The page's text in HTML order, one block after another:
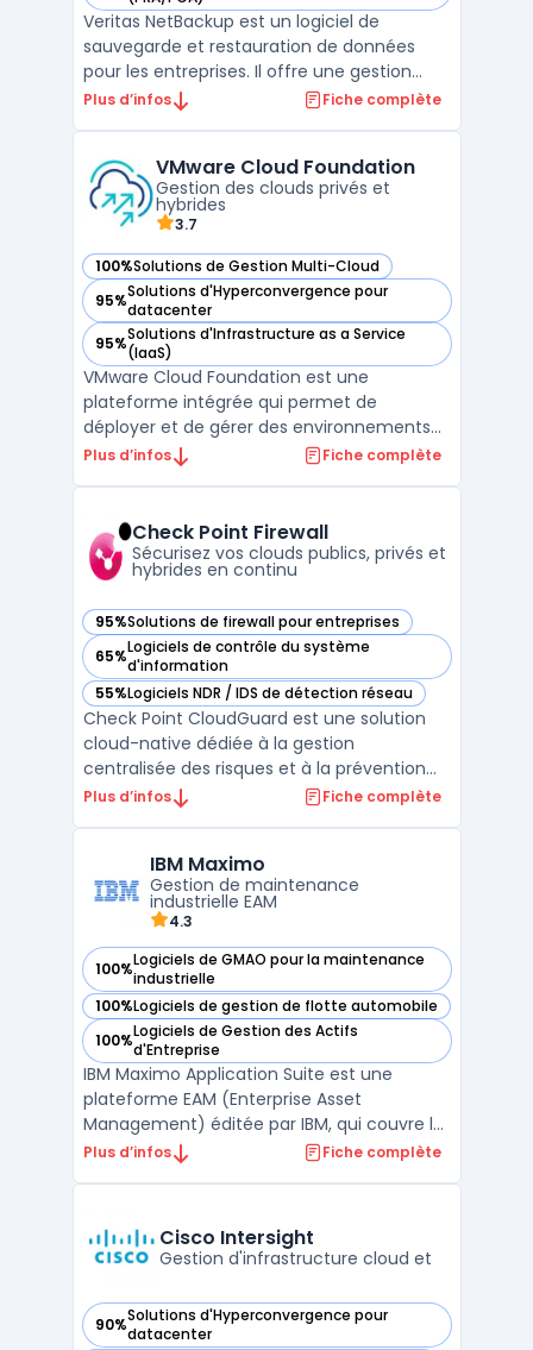
Veritas NetBackup est un logiciel de
sauvegarde et restauration de données
pour les entreprises. Il offre une gestion
centralisée pour tous les types
duplication de données, les sauvegardes
peuvent être effectuées sur ...
Plus d’infos Fiche complète
VMware Cloud Foundation
Gestion des clouds privés et
hybrides
3.7
100%Solutions de Gestion Multi-Cloud
— voir VMware Cloud Foundation dans cette catégorie
95%Solutions d'Hyperconvergence pour
datacenter
— voir VMware Cloud Foundation dans cette catégorie
95%Solutions d'Infrastructure as a Service
(IaaS)
— voir VMware Cloud Foundation dans cette catégorie
VMware Cloud Foundation est une
plateforme intégrée qui permet de
déployer et de gérer des environnements
de cloud privé et hybride. Elle offre une
VMware Cloud Foundation intègre des outils
de gestion, de surveilla ...
Plus d’infos Fiche complète
Check Point Firewall
Sécurisez vos clouds publics, privés et
hybrides en continu
95%Solutions de firewall pour entreprises
— voir Check Point Firewall dans cette catégorie
65%Logiciels de contrôle du système
d'information
— voir Check Point Firewall dans cette catégorie
55%Logiciels NDR / IDS de détection réseau
— voir Check Point Firewall dans cette catégorie
Check Point CloudGuard est une solution
cloud-native dédiée à la gestion
centralisée des risques et à la prévention
des menaces pour les environnements
clouds publics et privés, les organisations
rencontrent d ...
Plus d’infos Fiche complète
IBM Maximo
Gestion de maintenance
industrielle EAM
4.3
100%Logiciels de GMAO pour la maintenance
industrielle
— voir IBM Maximo dans cette catégorie
100%Logiciels de gestion de flotte automobile
— voir IBM Maximo dans cette catégorie
100%Logiciels de Gestion des Actifs
d'Entreprise
— voir IBM Maximo dans cette catégorie
IBM Maximo Application Suite est une
plateforme EAM (Enterprise Asset
Management) éditée par IBM, qui couvre la
gestion des actifs physiques, la
organisations. C'est la solution de référence
sur le marché mondial de la maintena ...
Plus d’infos Fiche complète
Cisco Intersight
Gestion d'infrastructure cloud et
90%Solutions d'Hyperconvergence pour
datacenter
— voir Cisco Intersight dans cette catégorie